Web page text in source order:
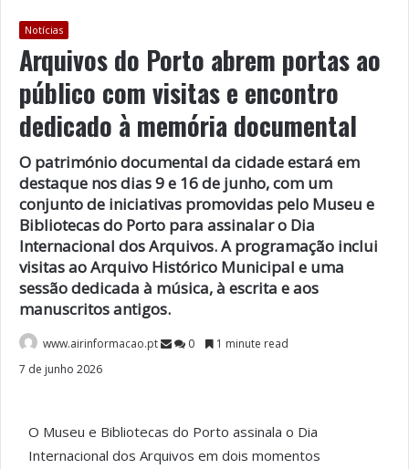
Notícias
Arquivos do Porto abrem portas ao
público com visitas e encontro
dedicado à memória documental
O património documental da cidade estará em
destaque nos dias 9 e 16 de junho, com um
conjunto de iniciativas promovidas pelo Museu e
Bibliotecas do Porto para assinalar o Dia
Internacional dos Arquivos. A programação inclui
visitas ao Arquivo Histórico Municipal e uma
sessão dedicada à música, à escrita e aos
manuscritos antigos.
www.airinformacao.pt 0
1 minute read
7 de junho 2026
O Museu e Bibliotecas do Porto assinala o Dia
Internacional dos Arquivos em dois momentos